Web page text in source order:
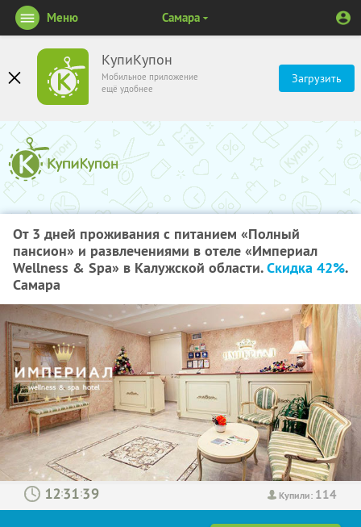
КупиКупон
Мобильное приложение
ещё удобнее
Загрузить
Меню Самара
От 3 дней проживания с питанием «Полный
пансион» и развлечениями в отеле «Империал
Wellness & Spa» в Калужской области.Скидка 42%.
Самара
Купили: 114
: :